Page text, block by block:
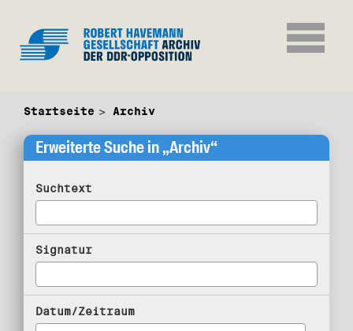
Startseite Archiv
Erweiterte Suche in „Archiv“
Suchtext
Signatur
Datum/Zeitraum